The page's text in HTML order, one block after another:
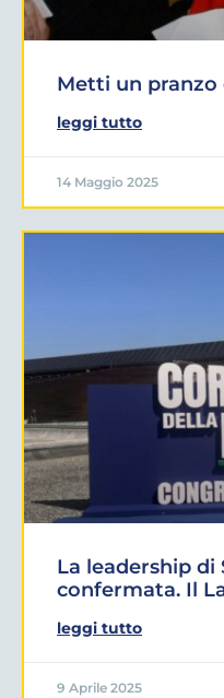
Metti un pranzo
leggi tutto
14 Maggio 2025
La leadership di
confermata. Il
leggi tutto
9 Aprile 2025